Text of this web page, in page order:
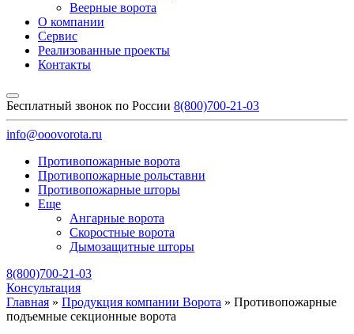
Веерные ворота
О компании
Сервис
Реализованные проекты
Контакты
Бесплатный звонок по России 8(800)700-21-03
info@ooovorota.ru
Противопожарные ворота
Противопожарные рольставни
Противопожарные шторы
Еще
Ангарные ворота
Скоростные ворота
Дымозащитные шторы
8(800)700-21-03
Консультация
Главная » Продукция компании Ворота » Противопожарные
подъемные секционные ворота